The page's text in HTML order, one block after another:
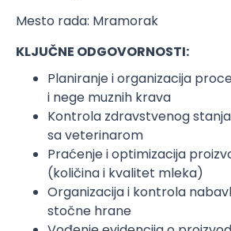
Mesto rada: Mramorak
KLJUČNE ODGOVORNOSTI:
Planiranje i organizacija
i nege muznih krava
Kontrola zdravstvenog
sa veterinarom
Praćenje i optimizacija
(količina i kvalitet mleka)
Organizacija i kontrola
stočne hrane